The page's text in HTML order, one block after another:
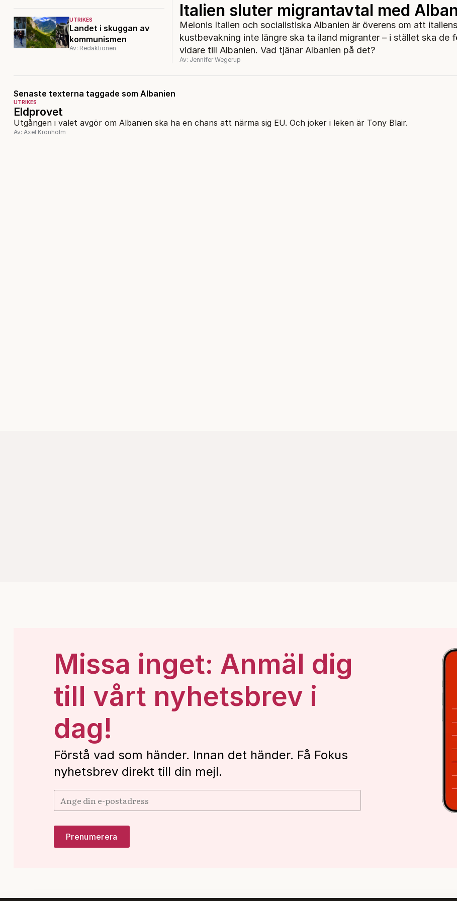
UTRIKES
Landet i skuggan av
kommunismen
Av: Redaktionen
Italien sluter migrantavtal med
Melonis Italien och socialistiska Albanien är överens om att
kustbevakning inte längre ska ta iland migranter – i stället ska de
vidare till Albanien. Vad tjänar Albanien på det?
Av: Jennifer Wegerup
Senaste texterna taggade som Albanien
UTRIKES
Eldprovet
Utgången i valet avgör om Albanien ska ha en chans att närma sig EU. Och joker i leken är Tony Blair.
Av: Axel Kronholm
Missa inget: Anmäl dig
till vårt nyhetsbrev i
dag!
Förstå vad som händer. Innan det händer. Få Fokus
nyhetsbrev direkt till din mejl.